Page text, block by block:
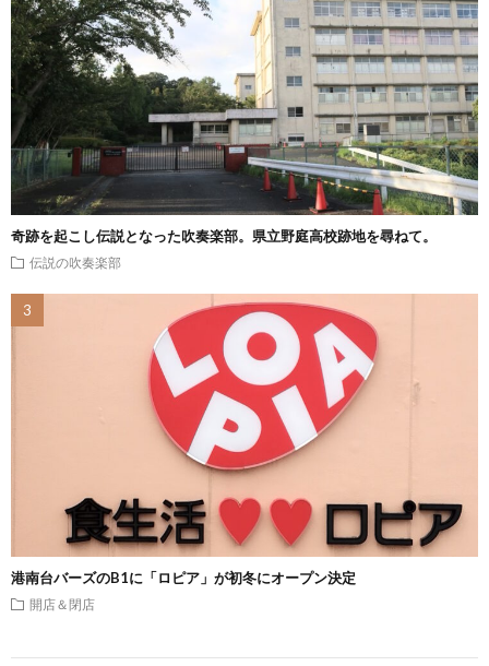
奇跡を起こし伝説となった吹奏楽部。県立野庭高校跡地を尋ねて。
伝説の吹奏楽部
港南台バーズのB1に「ロピア」が初冬にオープン決定
開店＆閉店